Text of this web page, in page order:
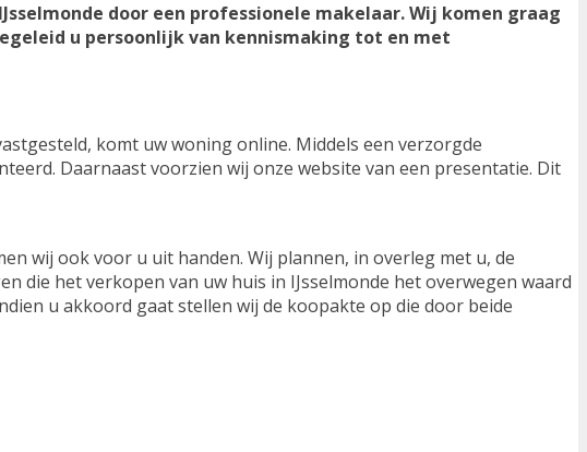
door een professionele makelaar. Wij komen graag
u persoonlijk van kennismaking tot en met
komt uw woning online. Middels een verzorgde
Daarnaast voorzien wij onze website van een presentatie. Dit
wij ook voor u uit handen. Wij plannen, in overleg met u, de
die het verkopen van uw huis in IJsselmonde het overwegen waard
u akkoord gaat stellen wij de koopakte op die door beide